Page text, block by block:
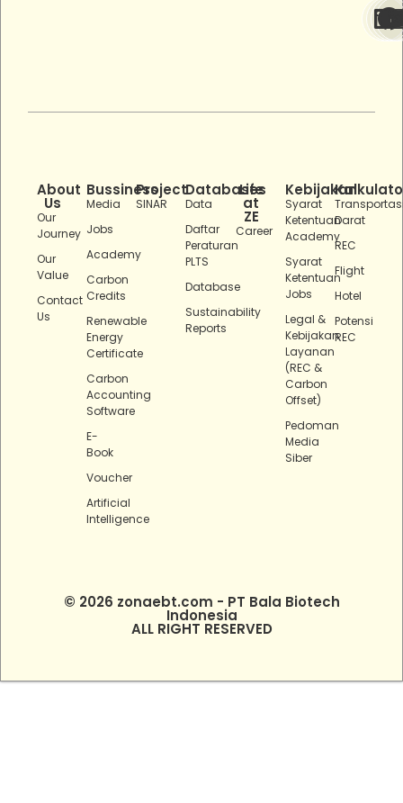
About
Us
Our
Journey
Our
Value
Contact
Us
Bussiness
Media
Jobs
Academy
Carbon
Credits
Renewable
Energy
Certificate
Carbon
Accounting
Software
E-
Book
Voucher
Artificial
Intelligence
Project
SINAR
Databases
Data
Daftar
Peraturan
PLTS
Database
Sustainability
Reports
Life
at
ZE
Career
Kebijakan
Syarat
Ketentuan
Academy
Syarat
Ketentuan
Jobs
Legal &
Kebijakan
Layanan
(REC &
Carbon
Offset)
Pedoman
Media
Siber
Darat
REC
Flight
Hotel
Potensi
REC
© 2026 zonaebt.com - PT Bala Biotech
Indonesia
ALL RIGHT RESERVED